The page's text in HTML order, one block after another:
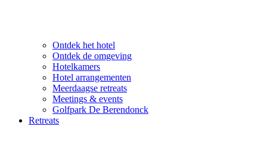
Ontdek het hotel
Ontdek de omgeving
Hotelkamers
Hotel arrangementen
Meerdaagse retreats
Meetings & events
Golfpark De Berendonck
Retreats